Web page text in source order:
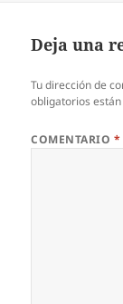
Deja una
Tu dirección de
obligatorios
COMENTARIO *